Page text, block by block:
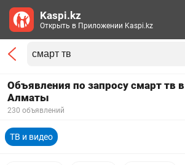
Объявления по запросу смарт тв в
Алматы
230 объявлений
ТВ и видео
Kaspi.kz
Открыть в Приложении Kaspi.kz